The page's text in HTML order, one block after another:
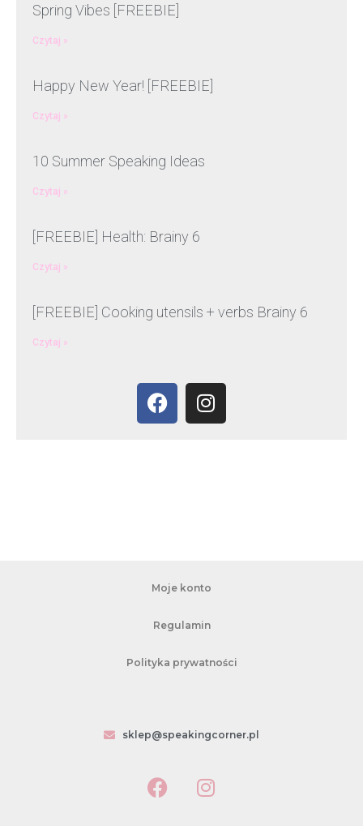
Spring Vibes [FREEBIE]
Czytaj »
Happy New Year! [FREEBIE]
Czytaj »
10 Summer Speaking Ideas
Czytaj »
[FREEBIE] Health: Brainy 6
Czytaj »
[FREEBIE] Cooking utensils + verbs Brainy 6
Czytaj »
Moje konto
Regulamin
Polityka prywatności
sklep@speakingcorner.pl